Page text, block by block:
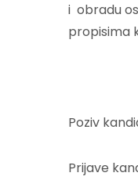
i obradu
propisima
Poziv
Prijave